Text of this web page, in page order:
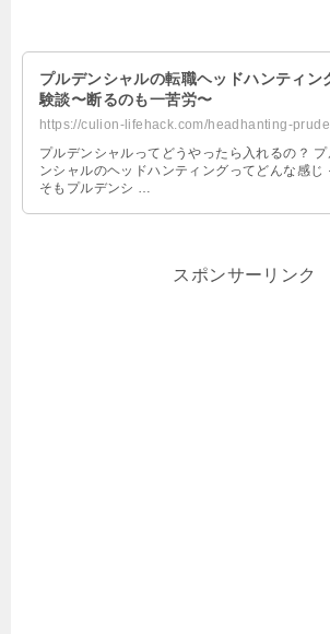
プルデンシャルの転職ヘッドハンティン
験談〜断るのも一苦労〜
https://culion-lifehack.com/headhanting-
プルデンシャルってどうやったら入れるの？
ンシャルのヘッドハンティングってどんな感じ
そもプルデンシ …
スポンサーリンク